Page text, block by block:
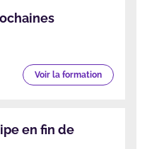
Voir la formation
en fin de